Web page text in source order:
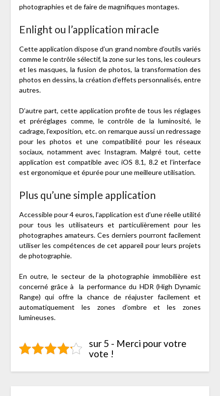
photographies et de faire de magnifiques montages.
Enlight ou l’application miracle
Cette application dispose d’un grand nombre d’outils variés
comme le contrôle sélectif, la zone sur les tons, les couleurs
et les masques, la fusion de photos, la transformation des
photos en dessins, la création d’effets personnalisés, entre
autres.
D’autre part, cette application profite de tous les réglages
et préréglages comme, le contrôle de la luminosité, le
cadrage, l’exposition, etc. on remarque aussi un redressage
pour les photos et une compatibilité pour les réseaux
sociaux, notamment avec Instagram. Malgré tout, cette
application est compatible avec iOS 8.1, 8.2 et l’interface
est ergonomique et épurée pour une meilleure utilisation.
Plus qu’une simple application
Accessible pour 4 euros, l’application est d’une réelle utilité
pour tous les utilisateurs et particulièrement pour les
photographes amateurs. Ces derniers pourront facilement
utiliser les compétences de cet appareil pour leurs projets
de photographie.
En outre, le secteur de la photographie immobilière est
concerné grâce à la performance du HDR (High Dynamic
Range) qui offre la chance de réajuster facilement et
automatiquement les zones d’ombre et les zones
lumineuses.
sur 5 - Merci pour votre
vote !